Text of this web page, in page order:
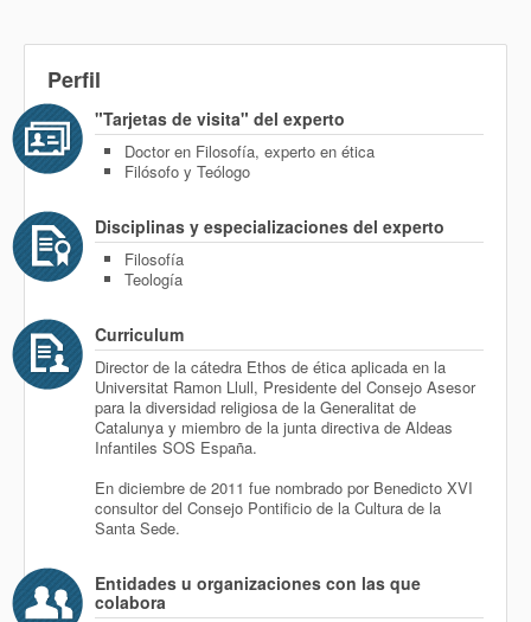
Perfil
"Tarjetas de visita" del experto
Doctor en Filosofía, experto en ética
Filósofo y Teólogo
Disciplinas y especializaciones del experto
Filosofía
Teología
Curriculum
Director de la cátedra Ethos de ética aplicada en la
Universitat Ramon Llull, Presidente del Consejo Asesor
para la diversidad religiosa de la Generalitat de
Catalunya y miembro de la junta directiva de Aldeas
Infantiles SOS España.
En diciembre de 2011 fue nombrado por Benedicto XVI
consultor del Consejo Pontificio de la Cultura de la
Santa Sede.
Entidades u organizaciones con las que
colabora